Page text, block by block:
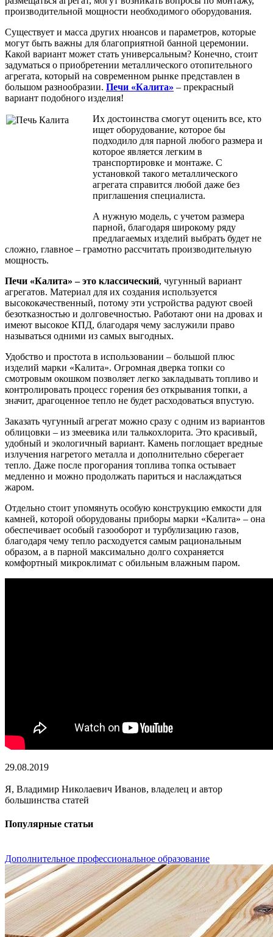
производительной мощности необходимого оборудования.
Существует и масса других нюансов и параметров, которые
могут быть важны для благоприятной банной церемонии.
Какой вариант может стать универсальным? Конечно, стоит
задуматься о приобретении металлического отопительного
агрегата, который на современном рынке представлен в
большом разнообразии. Печи «Калита» – прекрасный
вариант подобного изделия!
Их достоинства смогут оценить все, кто
ищет оборудование, которое бы
подходило для парной любого размера и
которое является легким в
транспортировке и монтаже. С
установкой такого металлического
агрегата справится любой даже без
приглашения специалиста.
А нужную модель, с учетом размера
парной, благодаря широкому ряду
предлагаемых изделий выбрать будет не
сложно, главное – грамотно рассчитать производительную
мощность.
Печи «Калита» – это классический, чугунный вариант
агрегатов. Материал для их создания используется
высококачественный, потому эти устройства радуют своей
безотказностью и долговечностью. Работают они на дровах и
имеют высокое КПД, благодаря чему заслужили право
называться одними из самых выгодных.
Удобство и простота в использовании – большой плюс
изделий марки «Калита». Огромная дверка топки со
смотровым окошком позволяет легко закладывать топливо и
контролировать процесс горения без открывания топки, а
значит, драгоценное тепло не будет расходоваться впустую.
Заказать чугунный агрегат можно сразу с одним из вариантов
облицовки – из змеевика или талькохлорита. Это красивый,
удобный и экологичный вариант. Камень поглощает вредные
излучения нагретого металла и дополнительно сберегает
тепло. Даже после прогорания топлива топка остывает
медленно и можно продолжать париться и наслаждаться
жаром.
Отдельно стоит упомянуть особую конструкцию емкости для
камней, которой оборудованы приборы марки «Калита» – она
обеспечивает особый газооборот и турбулизацию газов,
благодаря чему тепло расходуется самым рациональным
образом, а в парной максимально долго сохраняется
комфортный микроклимат с обильным влажным паром.
29.08.2019
Я, Владимир Николаевич Иванов, владелец и автор
большинства статей
Популярные статьи
Дополнительное профессиональное образование